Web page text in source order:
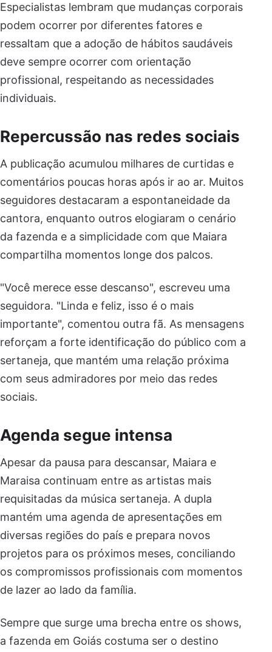
Especialistas lembram que mudanças corporais
podem ocorrer por diferentes fatores e
ressaltam que a adoção de hábitos saudáveis
deve sempre ocorrer com orientação
profissional, respeitando as necessidades
individuais.
Repercussão nas redes sociais
A publicação acumulou milhares de curtidas e
comentários poucas horas após ir ao ar. Muitos
seguidores destacaram a espontaneidade da
cantora, enquanto outros elogiaram o cenário
da fazenda e a simplicidade com que Maiara
compartilha momentos longe dos palcos.
"Você merece esse descanso", escreveu uma
seguidora. "Linda e feliz, isso é o mais
importante", comentou outra fã. As mensagens
reforçam a forte identificação do público com a
sertaneja, que mantém uma relação próxima
com seus admiradores por meio das redes
sociais.
Agenda segue intensa
Apesar da pausa para descansar, Maiara e
Maraisa continuam entre as artistas mais
requisitadas da música sertaneja. A dupla
mantém uma agenda de apresentações em
diversas regiões do país e prepara novos
projetos para os próximos meses, conciliando
os compromissos profissionais com momentos
de lazer ao lado da família.
Sempre que surge uma brecha entre os shows,
a fazenda em Goiás costuma ser o destino